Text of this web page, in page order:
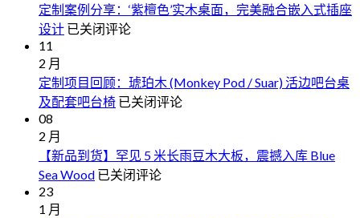
定制案例分享：‘紫檀色’实木桌面，完美融合嵌入式插座
设计 定
例
分
色’实
木
已关闭评论
11
2 月
定制项目回顾：琥珀木 (Monkey Pod / Suar) 活边吧台桌
及配套吧台椅 定
目
回
已关闭评论
08
2 月
【新品到货】罕见 5 米长雨豆木大板，震撼入库 Blue
Sea Wood 【新
已关闭评论
23
1 月